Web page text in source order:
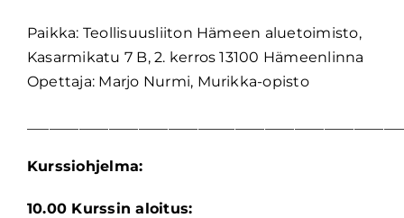
Paikka: Teollisuusliiton Hämeen aluetoimisto,
Kasarmikatu 7 B, 2. kerros 13100 Hämeenlinna
Opettaja: Marjo Nurmi, Murikka-opisto
Kurssiohjelma:
10.00 Kurssin aloitus: